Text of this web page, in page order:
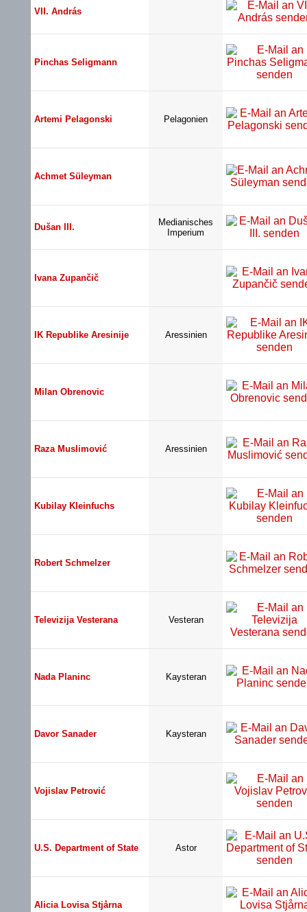
VII. András
Pinchas Seligmann
Artemi Pelagonski Pelagonien
Achmet Süleyman
Dušan III.
Medianisches
Imperium
Ivana Zupančič
IK Republike Aresinije Aressinien
Milan Obrenovic
Raza Muslimović Aressinien
Kubilay Kleinfuchs
Robert Schmelzer
Televizija Vesterana Vesteran
Nada Planinc Kaysteran
Davor Sanader Kaysteran
Vojislav Petrović
U.S. Department of State Astor
Alicia Lovisa Stjårna